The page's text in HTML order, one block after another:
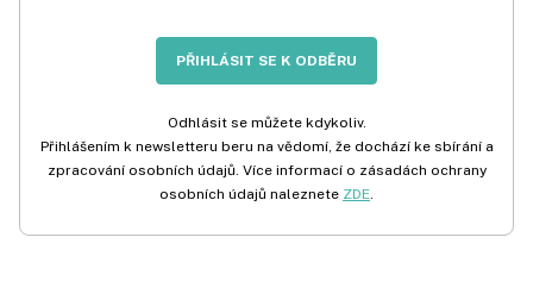
PŘIHLÁSIT SE K ODBĚRU
Odhlásit se můžete kdykoliv.
Přihlášením k newsletteru beru na vědomí, že dochází ke sbírání a
zpracování osobních údajů. Více informací o zásadách ochrany
osobních údajů naleznete ZDE.